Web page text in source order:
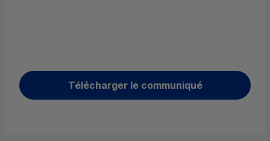
Télécharger le communiqué